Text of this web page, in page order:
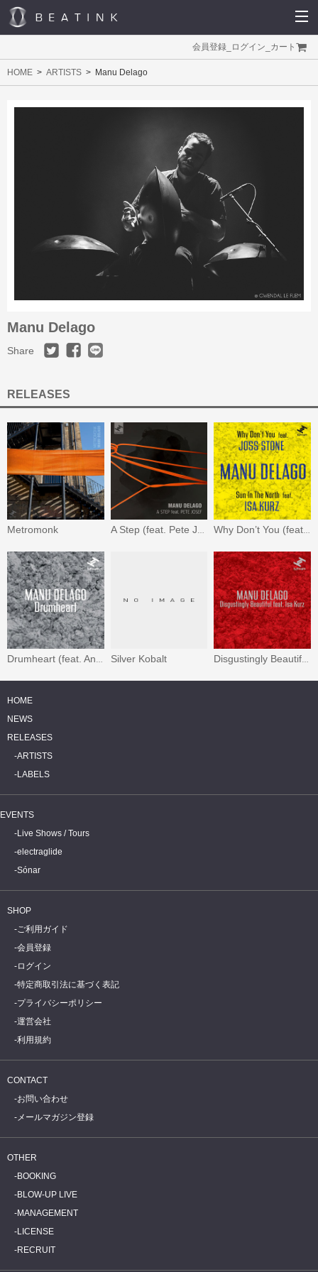
会員登録 ログイン カート
HOME ARTISTS Manu Delago
Manu Delago
Share
RELEASES
Metromonk
Silver Kobalt
HOME
NEWS
RELEASES
ARTISTS
LABELS
EVENTS
Live Shows / Tours
electraglide
Sónar
SHOP
ご利用ガイド
会員登録
ログイン
特定商取引法に基づく表記
プライバシーポリシー
運営会社
利用規約
CONTACT
お問い合わせ
メールマガジン登録
OTHER
BOOKING
BLOW-UP LIVE
MANAGEMENT
LICENSE
RECRUIT